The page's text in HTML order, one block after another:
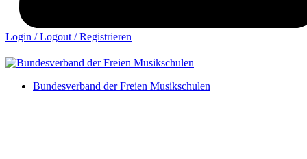
Login / Logout / Registrieren
Bundesverband der Freien Musikschulen